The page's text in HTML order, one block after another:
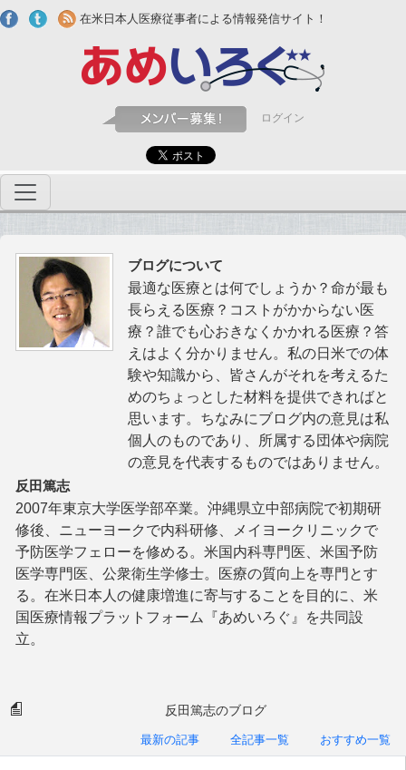
Skip to main content
在米日本人医療従事者による情報発信サイト！
ログイン
ブログについて
最適な医療とは何でしょうか？命が最も
長らえる医療？コストがかからない医
療？誰でも心おきなくかかれる医療？答
えはよく分かりません。私の日米での体
験や知識から、皆さんがそれを考えるた
めのちょっとした材料を提供できればと
思います。ちなみにブログ内の意見は私
個人のものであり、所属する団体や病院
の意見を代表するものではありません。
反田篤志
2007年東京大学医学部卒業。沖縄県立中部病院で初期研
修後、ニューヨークで内科研修、メイヨークリニックで
予防医学フェローを修める。米国内科専門医、米国予防
医学専門医、公衆衛生学修士。医療の質向上を専門とす
る。在米日本人の健康増進に寄与することを目的に、米
国医療情報プラットフォーム『あめいろぐ』を共同設
立。
反田篤志のブログ
最新の記事 全記事一覧 おすすめ一覧